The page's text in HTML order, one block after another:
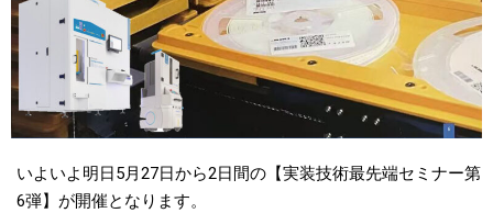
いよいよ明日5月27日から2日間の【実装技術最先端セミナー第
6弾】が開催となります。